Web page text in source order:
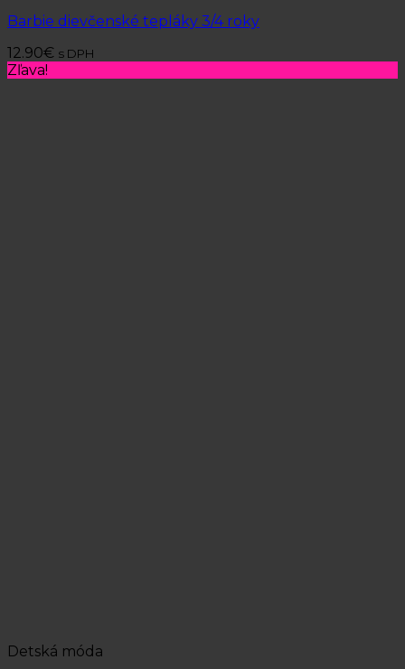
Barbie dievčenské tepláky 3/4 roky
12.90€ s DPH
Zľava!
Detská móda